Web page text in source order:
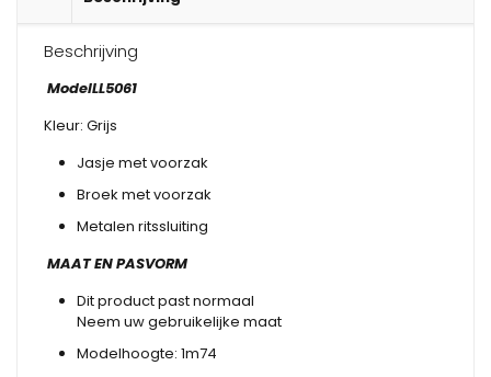
Beschrijving
ModelLL5061
Kleur: Grijs
Jasje met voorzak
Broek met voorzak
Metalen ritssluiting
MAAT EN PASVORM
Dit product past normaal
Neem uw gebruikelijke maat
Modelhoogte: 1m74